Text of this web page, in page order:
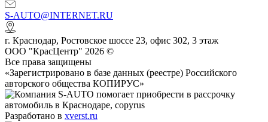
S-AUTO@INTERNET.RU
г. Краснодар, Ростовское шоссе 23, офис 302, 3 этаж
ООО "КрасЦентр" 2026 ©
Все права защищены
«Зарегистрировано в базе данных (реестре) Российского
авторского общества КОПИРУС»
Разработано в xverst.ru